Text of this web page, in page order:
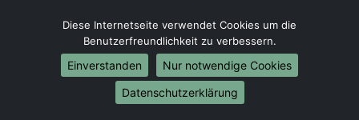
Umzug von Potsdam nach Estland
Umzug von Potsdam nach Finnland
Umzug von Potsdam nach Frankreich
Umzug von Potsdam nach Griechenland
Umzug von Potsdam nach Italien
Diese Internetseite verwendet Cookies um die
Benutzerfreundlichkeit zu verbessern.
Einverstanden
Nur notwendige Cookies
Datenschutzerklärung